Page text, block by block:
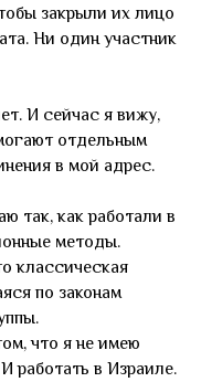
закрыли их лицо
Ни один участник
И сейчас я вижу,
отдельным
в мой адрес.
так, как работали в
методы.
классическая
по законам
что я не имею
работать в Израиле.